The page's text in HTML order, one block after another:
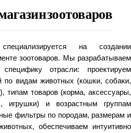
зоотоваров
на создании
зоотоваров. Мы разрабатываем
отрасли: проектируем
по видам животных (кошки, собаки,
типам товаров (корма, аксессуары,
игрушки) и возрастным группам
фильтры по породам, размерам и
обеспечиваем интуитивно